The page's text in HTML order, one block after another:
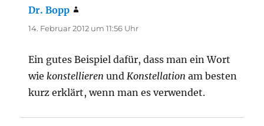
Dr. Bopp
14. Februar 2012 um 11:56 Uhr
Ein gutes Beispiel dafür, dass man ein Wort
wie konstellieren und Konstellation am besten
kurz erklärt, wenn man es verwendet.